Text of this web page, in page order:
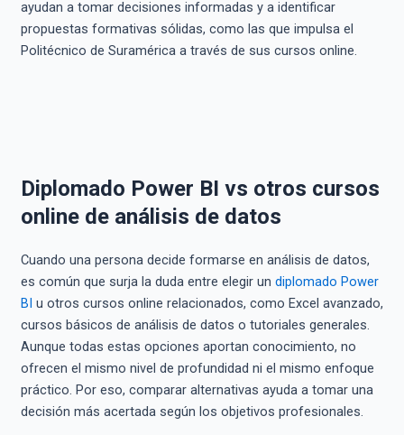
ayudan a tomar decisiones informadas y a identificar
propuestas formativas sólidas, como las que impulsa el
Politécnico de Suramérica a través de sus cursos online.
Diplomado Power BI vs otros cursos
online de análisis de datos
Cuando una persona decide formarse en análisis de datos,
es común que surja la duda entre elegir un diplomado Power
BI u otros cursos online relacionados, como Excel avanzado,
cursos básicos de análisis de datos o tutoriales generales.
Aunque todas estas opciones aportan conocimiento, no
ofrecen el mismo nivel de profundidad ni el mismo enfoque
práctico. Por eso, comparar alternativas ayuda a tomar una
decisión más acertada según los objetivos profesionales.